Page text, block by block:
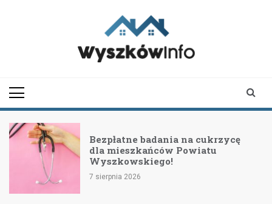
Bezpłatne badania na cukrzycę
dla mieszkańców Powiatu
Wyszkowskiego!
7 sierpnia 2026